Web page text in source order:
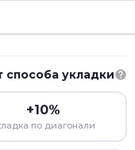
способа укладки
+10%
по диагонали